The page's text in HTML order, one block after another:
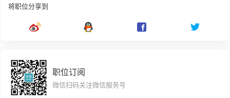
将职位分享到
职位订阅
微信扫码关注微信服务号